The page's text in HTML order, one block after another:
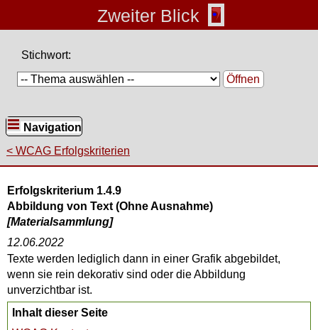
Zweiter Blick
Stichwort:
Öffnen
Navigation
WCAG Erfolgskriterien
Erfolgskriterium 1.4.9
Abbildung von Text (Ohne Ausnahme)
[Materialsammlung]
12.06.2022
Texte werden lediglich dann in einer Grafik abgebildet,
wenn sie rein dekorativ sind oder die Abbildung
unverzichtbar ist.
Inhalt dieser Seite